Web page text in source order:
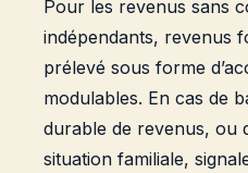
Pour les revenus sans
indépendants, revenus
prélevé sous forme
modulables. En cas de
durable de revenus, ou
situation familiale,